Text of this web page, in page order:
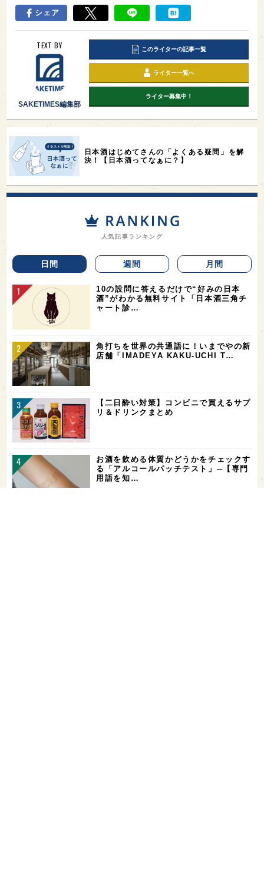
シェア
TEXT BY
SAKETIMES編集部
このライターの記事一覧
ライター一覧へ
ライター募集中！
日本酒はじめてさんの「よくある疑問」を解
決！【日本酒ってなぁに？】
人気記事ランキング
日間 週間 月間
10の設問に答えるだけで“好みの日本
酒”がわかる無料サイト「日本酒三角チ
ャート診…
角打ちを世界の共通語に！いまでやの新
店舗「IMADEYA KAKU-UCHI T…
【二日酔い対策】コンビニで買えるサプ
リ＆ドリンクまとめ
お酒を飲める体質かどうかをチェックす
る「アルコールパッチテスト」─【専門
用語を知…